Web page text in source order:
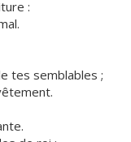
:
tes semblables ;